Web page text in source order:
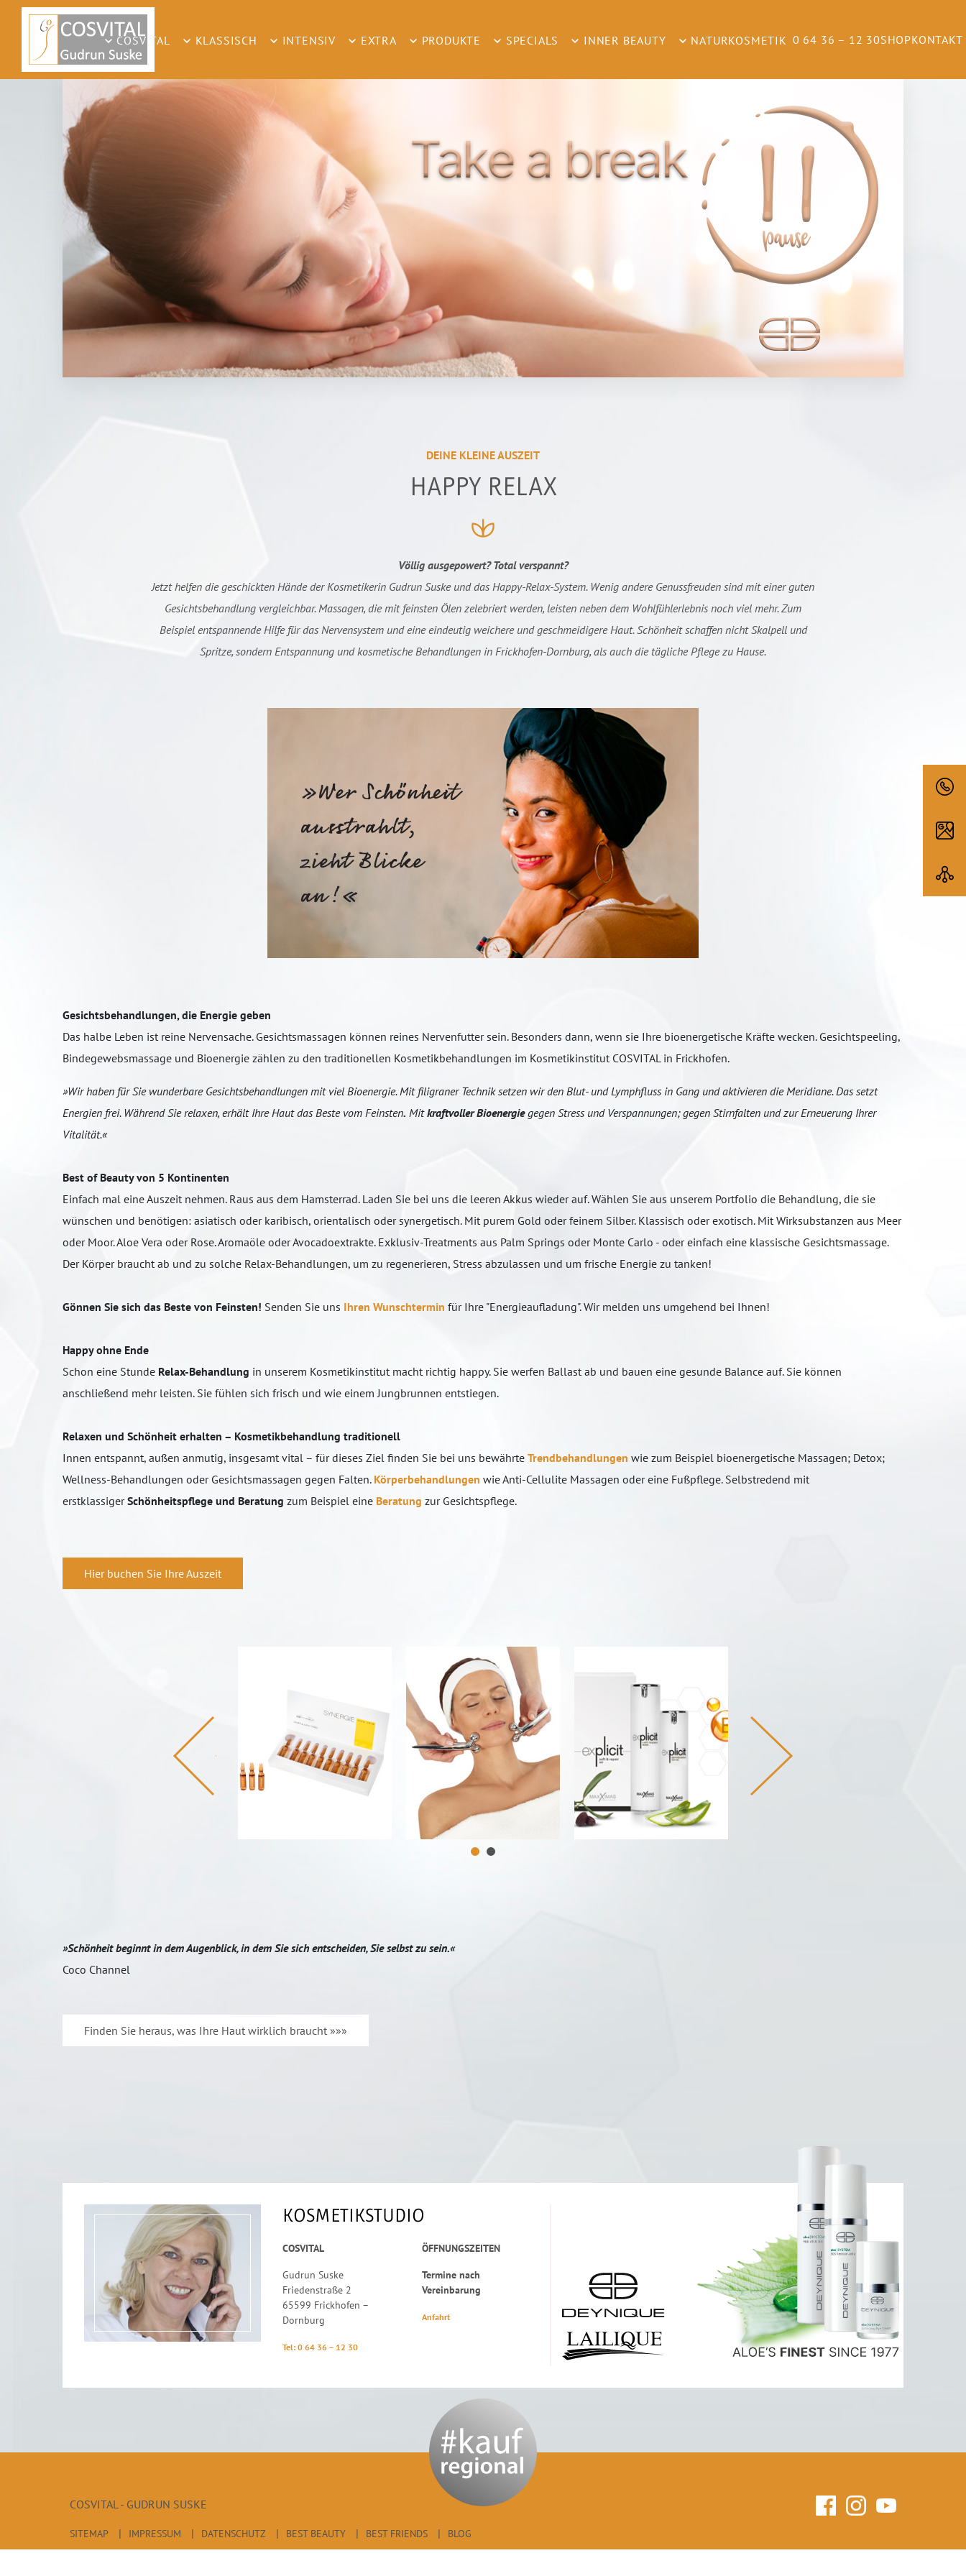
COSVITAL KLASSISCH INTENSIV EXTRA PRODUKTE SPECIALS INNER BEAUTY NATURKOSMETIK 0 64 36 – 12 30SHOPKONTAKT
DEINE KLEINE AUSZEIT
HAPPY RELAX
Völlig ausgepowert? Total verspannt?
Jetzt helfen die geschickten Hände der Kosmetikerin Gudrun Suske und das Happy-Relax-System. Wenig andere Genussfreuden sind mit einer guten
Gesichtsbehandlung vergleichbar. Massagen, die mit feinsten Ölen zelebriert werden, leisten neben dem Wohlfühlerlebnis noch viel mehr. Zum
Beispiel entspannende Hilfe für das Nervensystem und eine eindeutig weichere und geschmeidigere Haut. Schönheit schaffen nicht Skalpell und
Spritze, sondern Entspannung und kosmetische Behandlungen in Frickhofen-Dornburg, als auch die tägliche Pflege zu Hause.
Gesichtsbehandlungen, die Energie geben
Das halbe Leben ist reine Nervensache. Gesichtsmassagen können reines Nervenfutter sein. Besonders dann, wenn sie Ihre bioenergetische Kräfte wecken. Gesichtspeeling,
Bindegewebsmassage und Bioenergie zählen zu den traditionellen Kosmetikbehandlungen im Kosmetikinstitut COSVITAL in Frickhofen.
»Wir haben für Sie wunderbare Gesichtsbehandlungen mit viel Bioenergie. Mit filigraner Technik setzen wir den Blut- und Lymphfluss in Gang und aktivieren die Meridiane. Das setzt
Energien frei. Während Sie relaxen, erhält Ihre Haut das Beste vom Feinsten. Mitkraftvoller Bioenergiegegen Stress und Verspannungen; gegen Stirnfalten und zur Erneuerung Ihrer
Vitalität.«
Best of Beauty von 5 Kontinenten
Einfach mal eine Auszeit nehmen. Raus aus dem Hamsterrad. Laden Sie bei uns die leeren Akkus wieder auf. Wählen Sie aus unserem Portfolio die Behandlung, die sie
wünschen und benötigen: asiatisch oder karibisch, orientalisch oder synergetisch. Mit purem Gold oder feinem Silber. Klassisch oder exotisch. Mit Wirksubstanzen aus Meer
oder Moor. Aloe Vera oder Rose. Aromaöle oder Avocadoextrakte. Exklusiv-Treatments aus Palm Springs oder Monte Carlo - oder einfach eine klassische Gesichtsmassage.
Der Körper braucht ab und zu solche Relax-Behandlungen, um zu regenerieren, Stress abzulassen und um frische Energie zu tanken!
Gönnen Sie sich das Beste von Feinsten! Senden Sie uns Ihren Wunschtermin für Ihre "Energieaufladung". Wir melden uns umgehend bei Ihnen!
Happy ohne Ende
Schon eine Stunde Relax-Behandlung in unserem Kosmetikinstitut macht richtig happy. Sie werfen Ballast ab und bauen eine gesunde Balance auf. Sie können
anschließend mehr leisten. Sie fühlen sich frisch und wie einem Jungbrunnen entstiegen.
Relaxen und Schönheit erhalten – Kosmetikbehandlung traditionell
Innen entspannt, außen anmutig, insgesamt vital – für dieses Ziel finden Sie bei uns bewährte Trendbehandlungen wie zum Beispiel bioenergetische Massagen; Detox;
Wellness-Behandlungen oder Gesichtsmassagen gegen Falten. Körperbehandlungen wie Anti-Cellulite Massagen oder eine Fußpflege. Selbstredend mit
erstklassigerSchönheitspflege und Beratung zum Beispiel eine Beratung zur Gesichtspflege.
Hier buchen Sie Ihre Auszeit
»Schönheit beginnt in dem Augenblick, in dem Sie sich entscheiden, Sie selbst zu sein.«
Coco Channel
Finden Sie heraus, was Ihre Haut wirklich braucht »»»
KOSMETIKSTUDIO
COSVITAL
Gudrun Suske
Friedenstraße 2
65599 Frickhofen –
Dornburg
Tel: 0 64 36 – 12 30
ÖFFNUNGSZEITEN
Termine nach
Vereinbarung
Anfahrt
COSVITAL - GUDRUN SUSKE
SITEMAP IMPRESSUM DATENSCHUTZ BEST BEAUTY BEST FRIENDS BLOG